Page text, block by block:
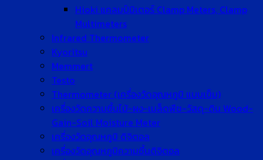
Hioki แคลมป์มิเตอร์ Clamp Meters, Clamp
Multimeters
Infrared Thermometer
Kyoritsu
Memmert
Testo
Thermometer (เครื่องวัดอุณหภูมิ แบบเข็ม)
เครื่องวัดความชื้นไม้-ผง-เมล็ดพืช-วัสดุ-ดิน Wood-
Gain-Soil Moisture Meter
เครื่องวัดอุณหภูมิ ดิจิตอล
เครื่องวัดอุณหภูมิความชื้นดิจิตอล